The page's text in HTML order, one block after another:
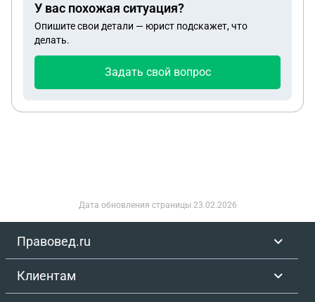
образовалась задолженность за 2 месяца,
приставы арестовали телефон пока не оплачу всю
задолженность . Суммы нереальные ,
возможности платить нет, достойной работы
чтобы содержать себя и платить алименты тоже
У вас похожая ситуация?
Опишите свои детали — юрист подскажет, что
делать.
Задать свой вопрос
Дата обновления страницы 23.02.2026
Правовед.ru
Клиентам